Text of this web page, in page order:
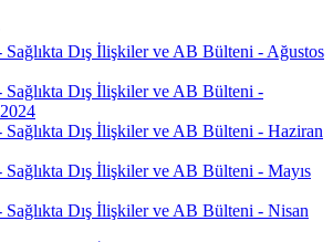
Sağlıkta Dış İlişkiler ve AB Bülteni - Ağustos
Sağlıkta Dış İlişkiler ve AB Bülteni -
Sağlıkta Dış İlişkiler ve AB Bülteni - Haziran
Sağlıkta Dış İlişkiler ve AB Bülteni - Mayıs
Sağlıkta Dış İlişkiler ve AB Bülteni - Nisan